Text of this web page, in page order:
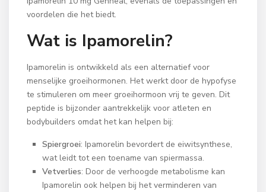
voordelen die het biedt.
Wat is Ipamorelin?
Ipamorelin is ontwikkeld als een alternatief voor
menselijke groeihormonen. Het werkt door de hypofyse
te stimuleren om meer groeihormoon vrij te geven. Dit
peptide is bijzonder aantrekkelijk voor atleten en
bodybuilders omdat het kan helpen bij:
Spiergroei: Ipamorelin bevordert de eiwitsynthese,
wat leidt tot een toename van spiermassa.
Vetverlies: Door de verhoogde metabolisme kan
Ipamorelin ook helpen bij het verminderen van